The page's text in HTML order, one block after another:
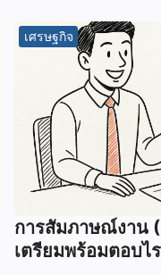
เศรษฐกิจ
การสัมภาษณ์งาน
เตรียมพร้อมตอบไ